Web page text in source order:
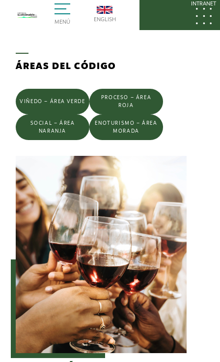
MENÚ ENGLISH
INTRANET
ÁREAS DEL CÓDIGO
VIÑEDO – ÁREA VERDE
PROCESO – ÁREA
ROJA
SOCIAL – ÁREA
NARANJA
ENOTURISMO – ÁREA
MORADA